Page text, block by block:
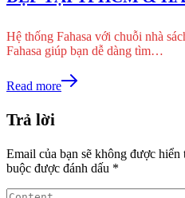
Hệ thống Fahasa với chuỗi nhà
Fahasa giúp bạn dễ dàng tìm…
Read more
Trả lời
Email của bạn sẽ không được hiển
buộc được đánh dấu *